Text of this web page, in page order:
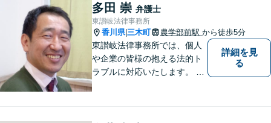
多田 崇 弁護士
東讃岐法律事務所
香川県| 三木町 農学部前駅 から徒歩5分
東讃岐法律事務所では、個人
や企業の皆様の抱える法的ト
ラブルに対応いたします。 高
詳細を見
る